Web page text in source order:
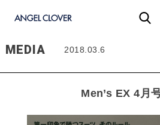
エンジェルクローバー |
MEDIA 2018.03.6
Men’s EX 4月